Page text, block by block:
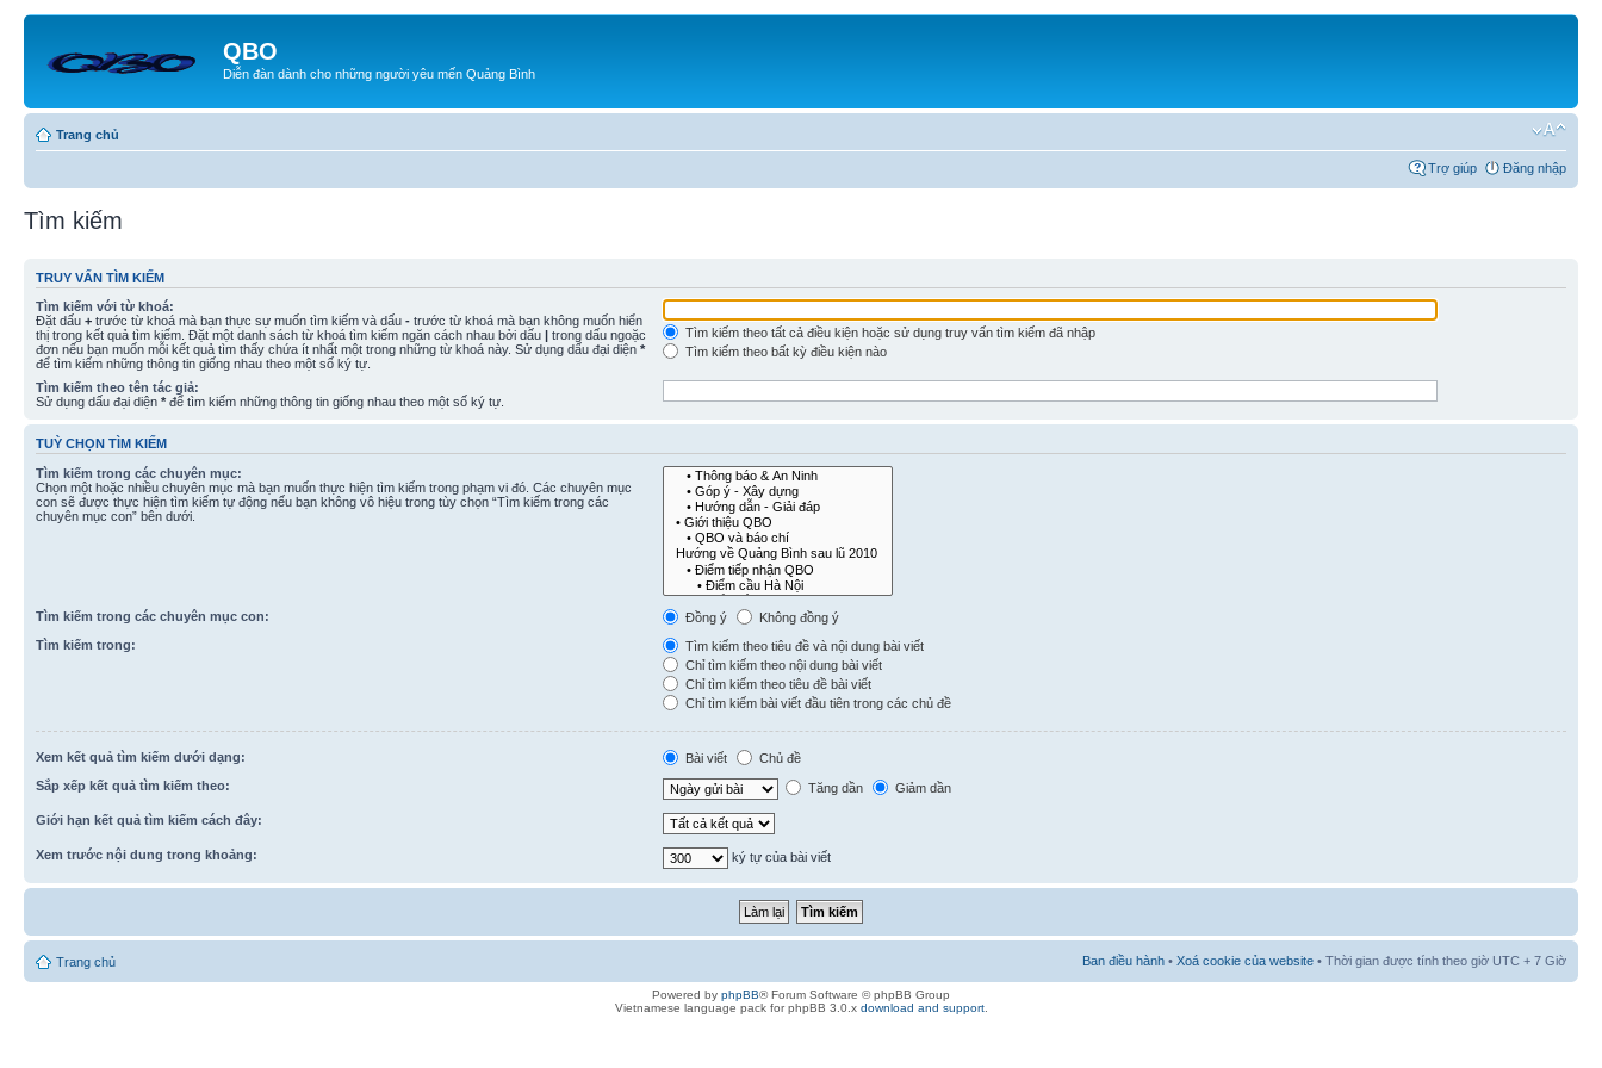
QBO
Diễn đàn dành cho những người yêu mến Quảng Bình
Trang chủ
Trợ giúp Đăng nhập
Tìm kiếm
TRUY VẤN TÌM KIẾM
Tìm kiếm với từ khoá:
Đặt dấu + trước từ khoá mà bạn thực sự muốn tìm kiếm và dấu - trước từ khoá mà bạn không muốn hiển
thị trong kết quả tìm kiếm. Đặt một danh sách từ khoá tìm kiếm ngăn cách nhau bởi dấu | trong dấu ngoặc
đơn nếu bạn muốn mỗi kết quả tìm thấy chứa ít nhất một trong những từ khoá này. Sử dụng dấu đại diện *
để tìm kiếm những thông tin giống nhau theo một số ký tự.
Tìm kiếm theo tất cả điều kiện hoặc sử dụng truy vấn tìm kiếm đã nhập
Tìm kiếm theo bất kỳ điều kiện nào
Tìm kiếm theo tên tác giả:
Sử dụng dấu đại diện * để tìm kiếm những thông tin giống nhau theo một số ký tự.
TUỲ CHỌN TÌM KIẾM
Tìm kiếm trong các chuyên mục:
Chọn một hoặc nhiều chuyên mục mà bạn muốn thực hiện tìm kiếm trong phạm vi đó. Các chuyên mục
con sẽ được thực hiện tìm kiếm tự động nếu bạn không vô hiệu trong tùy chọn “Tìm kiếm trong các
chuyên mục con” bên dưới.
Tìm kiếm trong các chuyên mục con: Đồng ý
Không đồng ý
Tìm kiếm trong:
Tìm kiếm theo tiêu đề và nội dung bài viết
Chỉ tìm kiếm theo nội dung bài viết
Chỉ tìm kiếm theo tiêu đề bài viết
Chỉ tìm kiếm bài viết đầu tiên trong các chủ đề
Xem kết quả tìm kiếm dưới dạng: Bài viết
Chủ đề
Sắp xếp kết quả tìm kiếm theo:
Tăng dần Giảm dần
Giới hạn kết quả tìm kiếm cách đây:
Xem trước nội dung trong khoảng: ký tự của bài viết
Trang chủ Ban điều hành • Xoá cookie của website • Thời gian được tính theo giờ UTC + 7 Giờ
Powered by phpBB® Forum Software © phpBB Group
Vietnamese language pack for phpBB 3.0.x download and support.